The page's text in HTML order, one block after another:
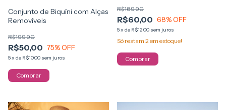
Conjunto de Biquíni com Alças
Removíveis
R$50,00
R$199,90
75% OFF
5x de R$10,00 sem juros
Comprar
R$60,00
R$189,90
68% OFF
5x de R$12,00 sem juros
Só restam 2em estoque!
Comprar